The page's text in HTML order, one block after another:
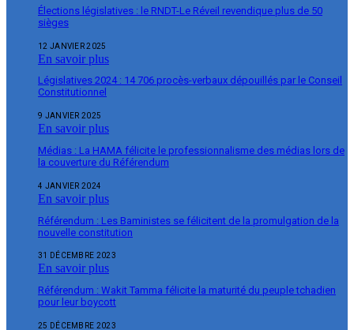
Élections législatives : le RNDT-Le Réveil revendique plus de 50
sièges
12 JANVIER 2025
En savoir plus
Législatives 2024 : 14 706 procès-verbaux dépouillés par le Conseil
Constitutionnel
9 JANVIER 2025
En savoir plus
Médias : La HAMA félicite le professionnalisme des médias lors de
la couverture du Référendum
4 JANVIER 2024
En savoir plus
Référendum : Les Baministes se félicitent de la promulgation de la
nouvelle constitution
31 DÉCEMBRE 2023
En savoir plus
Référendum : Wakit Tamma félicite la maturité du peuple tchadien
pour leur boycott
25 DÉCEMBRE 2023